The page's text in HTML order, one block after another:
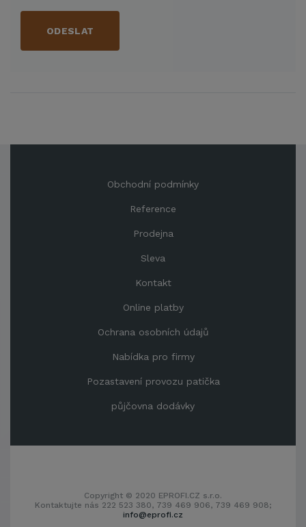
ODESLAT
Obchodní podmínky
Reference
Prodejna
Sleva
Kontakt
Online platby
Ochrana osobních údajů
Nabídka pro firmy
Pozastavení provozu patička
půjčovna dodávky
Copyright © 2020 EPROFI.CZ s.r.o.
Kontaktujte nás 222 523 380, 739 469 906, 739 469 908;
info@eprofi.cz